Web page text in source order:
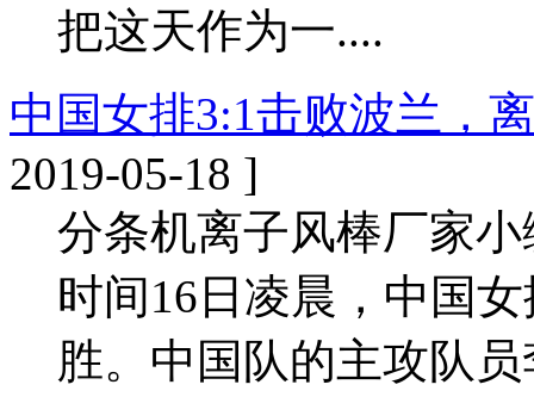
把这天作为一....
中国女排3:1击败波兰，
2019-05-18 ]
分条机离子风棒厂家
时间16日凌晨，中国
胜。中国队的主攻队